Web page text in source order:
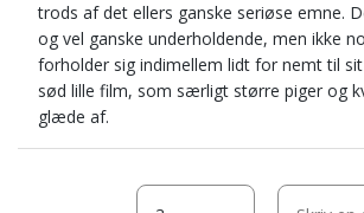
trods af det ellers ganske seriøse emne.
og vel ganske underholdende, men ikke
forholder sig indimellem lidt for nemt til
sød lille film, som særligt større piger og
glæde af.